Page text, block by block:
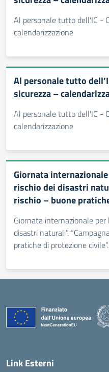
Al personale tutto dell'IC -
calendarizzazione
Al personale tutto
sicurezza –
Al personale tutto dell'IC -
calendarizzazione
Giornata
rischio dei disastri
rischio – buone
Giornata internazionale
disastri naturali”.
pratiche di protezione civile”.
Link Esterni